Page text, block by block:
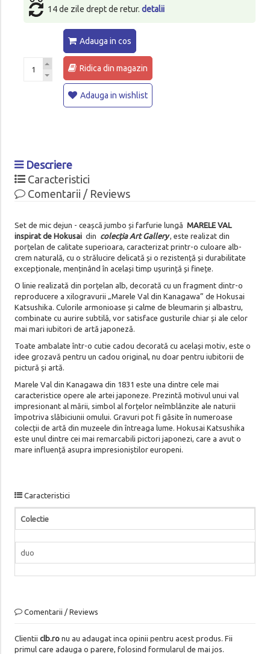
14 de zile drept de retur. detalii
Adauga in cos
Ridica din magazin
Adauga in wishlist
Descriere
Caracteristici
Comentarii / Reviews
Set de mic dejun - ceașcă jumbo și farfurie lungă MARELE VAL
inspirat de Hokusaidin colecția Art Gallery, este realizat din
porțelan de calitate superioara, caracterizat printr-o culoare alb-
crem naturală, cu o strălucire delicată și o rezistență și durabilitate
excepționale, menținând în același timp ușurință și finețe.
O linie realizată din porțelan alb, decorată cu un fragment dintr-o
reproducere a xilogravurii „Marele Val din Kanagawa” de Hokusai
Katsushika. Culorile armonioase și calme de bleumarin și albastru,
combinate cu aurire subtilă, vor satisface gusturile chiar și ale celor
mai mari iubitori de artă japoneză.
Toate ambalate într-o cutie cadou decorată cu același motiv, este o
idee grozavă pentru un cadou original, nu doar pentru iubitorii de
pictură și artă.
Marele Val din Kanagawa din 1831 este una dintre cele mai
caracteristice opere ale artei japoneze. Prezintă motivul unui val
impresionant al mării, simbol al forțelor neîmblânzite ale naturii
împotriva slăbiciunii omului. Gravuri pot fi găsite în numeroase
colecții de artă din muzeele din întreaga lume. Hokusai Katsushika
este unul dintre cei mai remarcabili pictori japonezi, care a avut o
mare influență asupra impresioniștilor europeni.
Caracteristici
Colectie
duo
Comentarii / Reviews
Clientii clb.ronu au adaugat inca opinii pentru acest produs. Fii
primul care adauga o parere, folosind formularul de mai jos.